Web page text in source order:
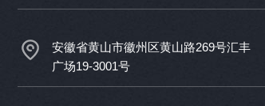
安徽省黄山市徽州区黄山路269号汇丰
广场19-3001号